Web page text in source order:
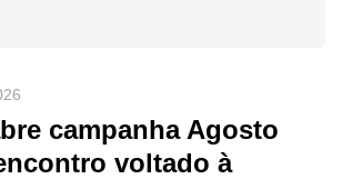
campanha Agosto
voltado à